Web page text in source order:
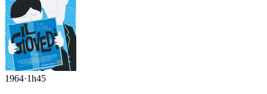
1964·1h45